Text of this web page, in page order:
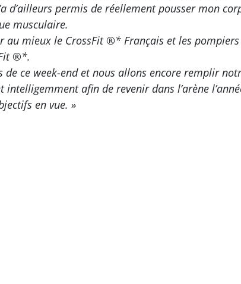
d’ailleurs permis de réellement pousser mon
musculaire.
au mieux le CrossFit ®* Français et les pompiers
®*.
de ce week-end et nous allons encore remplir
afin de revenir dans l’arène
en vue. »